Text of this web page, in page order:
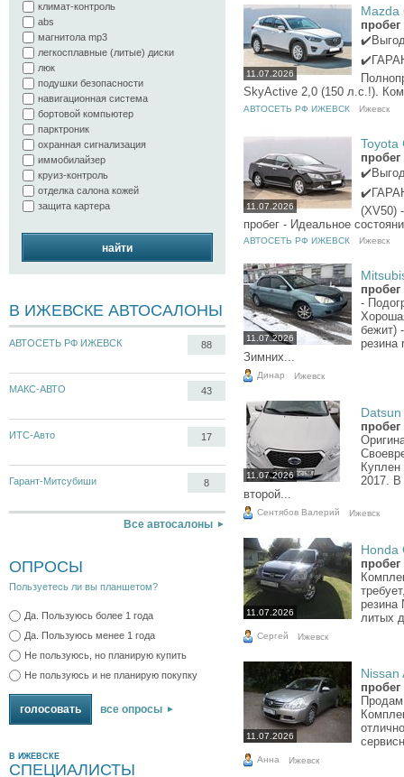
климат-контроль
abs
магнитола mp3
легкосплавные (литые) диски
люк
подушки безопасности
навигационная система
бортовой компьютер
парктроник
охранная сигнализация
иммобилайзер
круиз-контроль
отделка салона кожей
защита картера
найти
В ИЖЕВСКЕ АВТОСАЛОНЫ
АВТОСЕТЬ РФ ИЖЕВСК 88
МАКС-АВТО 43
ИТС-Авто 17
Гарант-Митсубиши 8
Все автосалоны
ОПРОСЫ
Пользуетесь ли вы планшетом?
Да. Пользуюсь более 1 года
Да. Пользуюсь менее 1 года
Не пользуюсь, но планирую купить
Не пользуюсь и не планирую покупку
все опросы
В ИЖЕВСКЕ
СПЕЦИАЛИСТЫ
11.07.2026
Mazda
SkyActive 2,0 (150 л.с.!).
АВТОСЕТЬ РФ ИЖЕВСК Ижевск
11.07.2026
Toyota
(XV50)
пробег - Идеальное
АВТОСЕТЬ РФ ИЖЕВСК Ижевск
11.07.2026
-
бежит)
резина
Зимних...
Динар Ижевск
11.07.2026
Datsun
2017. В
второй...
Сентябов Валерий Ижевск
11.07.2026
Honda
резина
литых
Сергей Ижевск
11.07.2026
Nissan
Анна Ижевск